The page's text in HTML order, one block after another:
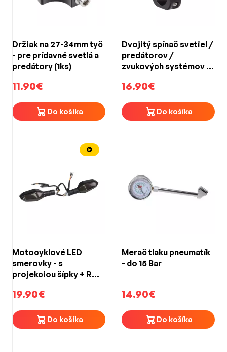
Držiak na 27-34mm tyč
- pre prídavné svetlá a
predátory (1ks)
11.90€
Do košíka
Dvojitý spínač svetiel /
predátorov /
zvukových systémov -
16.90€
Do košíka
Motocyklové LED
smerovky - s
projekciou šípky + RGB
41 × 40 mm)
19.90€
Do košíka
Merač tlaku pneumatík
- do 15 Bar
14.90€
Do košíka